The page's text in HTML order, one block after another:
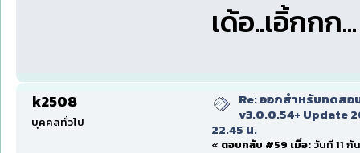
เด้อ..เอิ้กกก
k2508
บุคคลทั่วไป
Re: ออกสำหรับทดสอ
v3.0.0.54+ Update
22.45 น.
« ตอบกลับ #59 เมื่อ: วันที่ 11 กั